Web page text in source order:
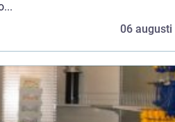
06 augusti